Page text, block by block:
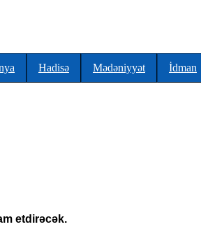
Hadisə Mədəniyyət İdman
etdirəcək.